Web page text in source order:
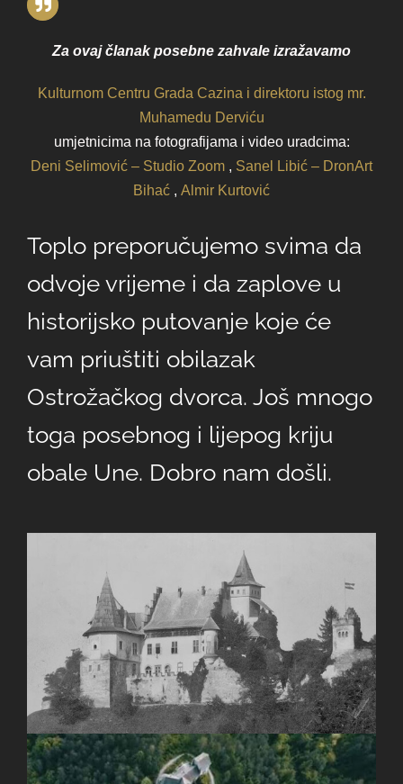
Za ovaj članak posebne zahvale izražavamo
Kulturnom Centru Grada Cazina i direktoru istog mr.
Muhamedu Derviću
umjetnicima na fotografijama i video uradcima:
Deni Selimović – Studio Zoom , Sanel Libić – DronArt
Bihać , Almir Kurtović
Toplo preporučujemo svima da
odvoje vrijeme i da zaplove u
historijsko putovanje koje će
vam priuštiti obilazak
Ostrožačkog dvorca. Još mnogo
toga posebnog i lijepog kriju
obale Une. Dobro nam došli.